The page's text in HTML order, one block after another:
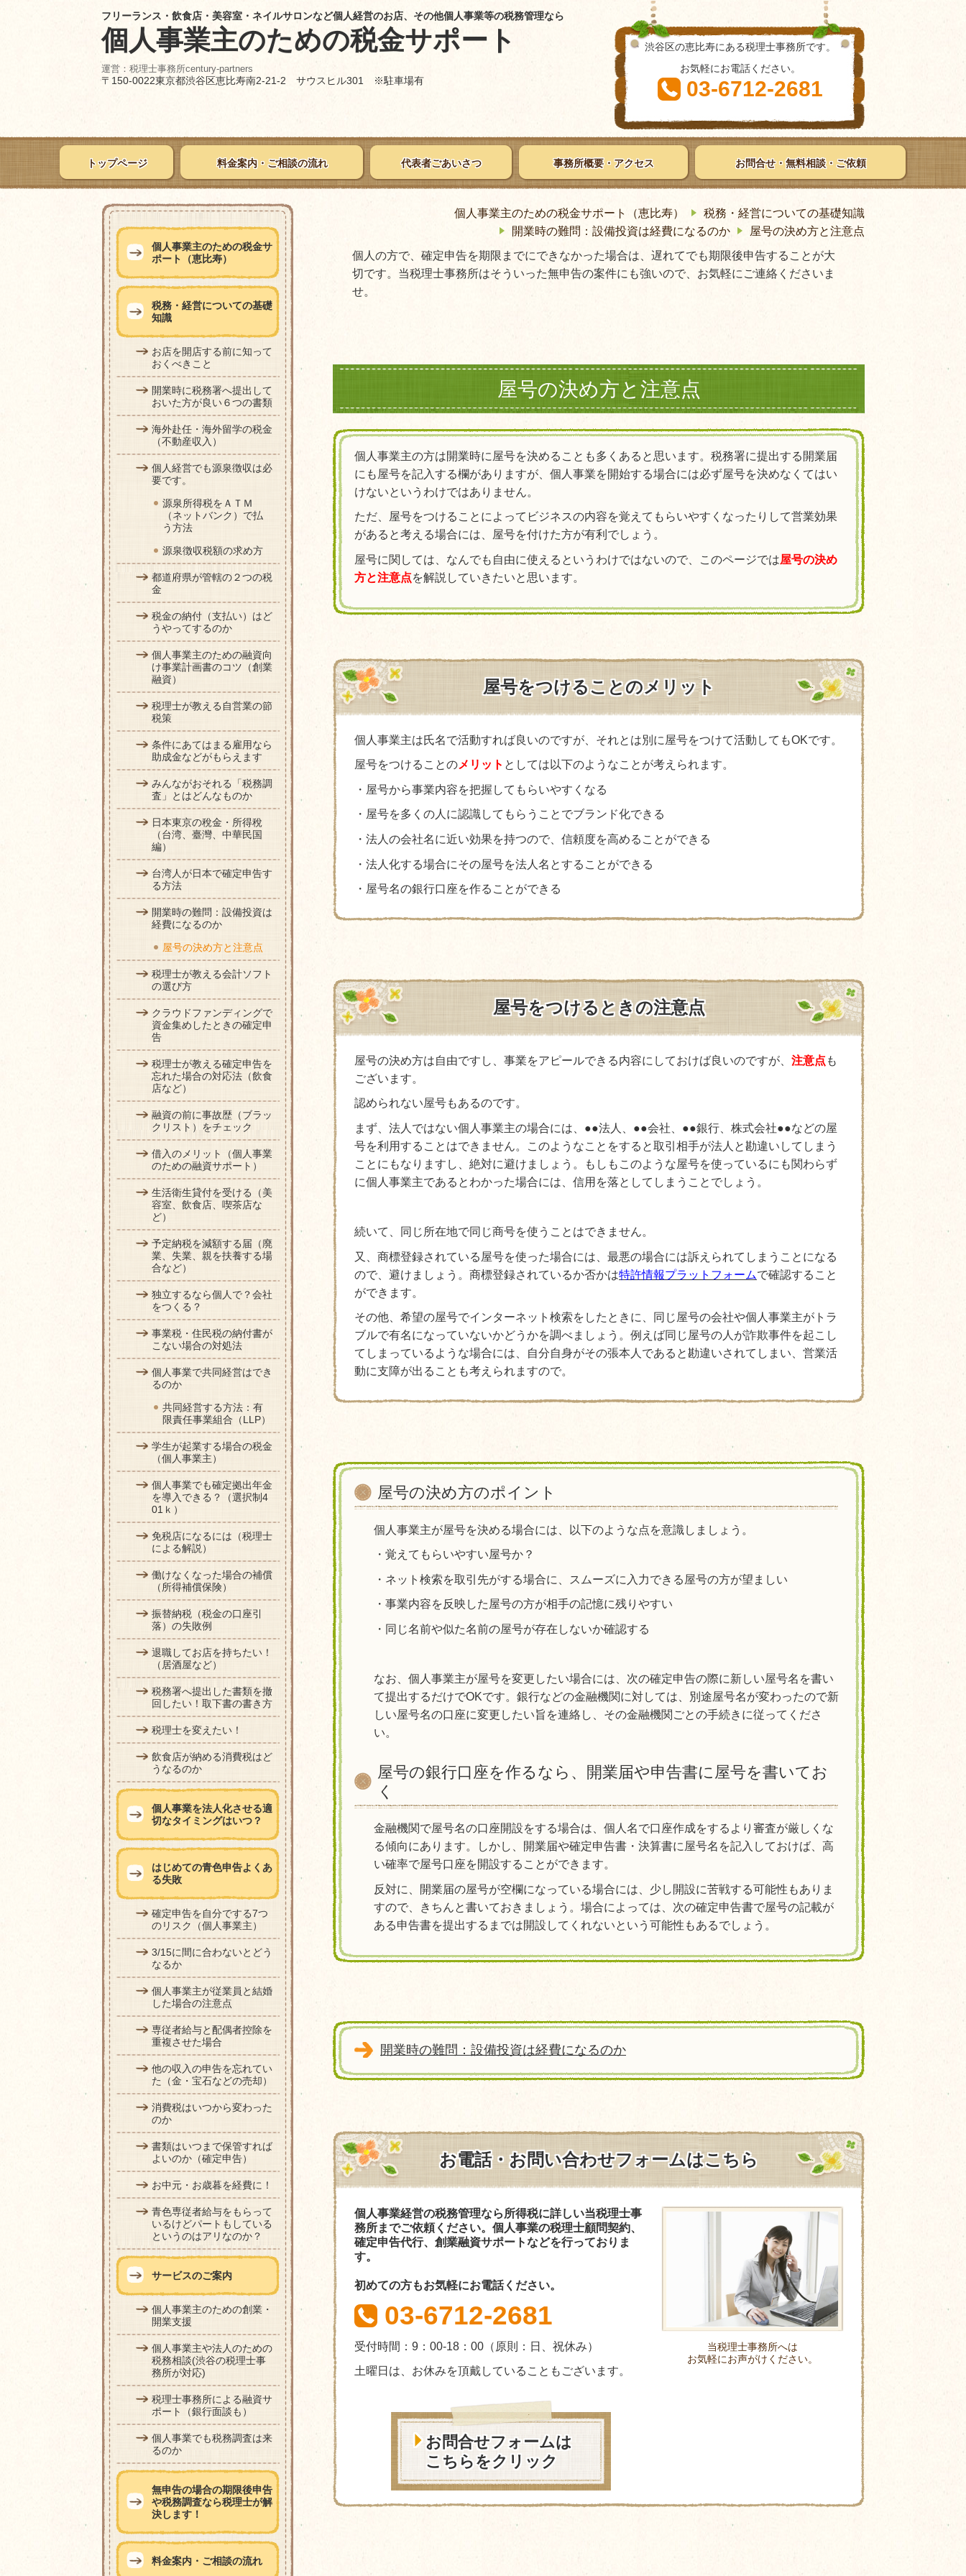
フリーランス・飲食店・美容室・ネイルサロンなど個人経営のお店、その他個人事業等の税務管理なら
個人事業主のための税金サポート
運営：税理士事務所century-partners
〒150-0022東京都渋谷区恵比寿南2-21-2 サウスヒル301 ※駐車場有
渋谷区の恵比寿にある税理士事務所です。
お気軽にお電話ください。
03-6712-2681
トップページ 料金案内・ご相談の流れ 代表者ごあいさつ 事務所概要・アクセス お問合せ・無料相談・ご依頼
個人事業主のための税金サポート（恵比寿）
税務・経営についての基礎知識
開業時の難問：設備投資は経費になるのか
屋号の決め方と注意点
個人の方で、確定申告を期限までにできなかった場合は、遅れてでも期限後申告することが大
切です。当税理士事務所はそういった無申告の案件にも強いので、お気軽にご連絡くださいま
せ。
屋号の決め方と注意点
個人事業主の方は開業時に屋号を決めることも多くあると思います。税務署に提出する開業届
にも屋号を記入する欄がありますが、個人事業を開始する場合には必ず屋号を決めなくてはい
けないというわけではありません。
ただ、屋号をつけることによってビジネスの内容を覚えてもらいやすくなったりして営業効果
があると考える場合には、屋号を付けた方が有利でしょう。
屋号に関しては、なんでも自由に使えるというわけではないので、このページでは屋号の決め
方と注意点を解説していきたいと思います。
屋号をつけることのメリット
個人事業主は氏名で活動すれば良いのですが、それとは別に屋号をつけて活動してもOKです。
屋号をつけることのメリット としては以下のようなことが考えられます。
・屋号から事業内容を把握してもらいやすくなる
・屋号を多くの人に認識してもらうことでブランド化できる
・法人の会社名に近い効果を持つので、信頼度を高めることができる
・法人化する場合にその屋号を法人名とすることができる
・屋号名の銀行口座を作ることができる
屋号をつけるときの注意点
屋号の決め方は自由ですし、事業をアピールできる内容にしておけば良いのですが、 注意点 も
ございます。
認められない屋号もあるのです。
まず、法人ではない個人事業主の場合には、●●法人、●●会社、●●銀行、株式会社●●などの屋
号を利用することはできません。このようなことをすると取引相手が法人と勘違いしてしまう
ことにもなりますし、絶対に避けましょう。もしもこのような屋号を使っているにも関わらず
に個人事業主であるとわかった場合には、信用を落としてしまうことでしょう。
続いて、同じ所在地で同じ商号を使うことはできません。
又、商標登録されている屋号を使った場合には、最悪の場合には訴えられてしまうことになる
ので、避けましょう。商標登録されているか否かは特許情報プラットフォームで確認すること
ができます。
その他、希望の屋号でインターネット検索をしたときに、同じ屋号の会社や個人事業主がトラ
ブルで有名になっていないかどうかを調べましょう。例えば同じ屋号の人が詐欺事件を起こし
てしまっているような場合には、自分自身がその張本人であると勘違いされてしまい、営業活
動に支障が出ることも考えられますので。
屋号の決め方のポイント
個人事業主が屋号を決める場合には、以下のような点を意識しましょう。
・覚えてもらいやすい屋号か？
・ネット検索を取引先がする場合に、スムーズに入力できる屋号の方が望ましい
・事業内容を反映した屋号の方が相手の記憶に残りやすい
・同じ名前や似た名前の屋号が存在しないか確認する
なお、個人事業主が屋号を変更したい場合には、次の確定申告の際に新しい屋号名を書い
て提出するだけでOKです。銀行などの金融機関に対しては、別途屋号名が変わったので新
しい屋号名の口座に変更したい旨を連絡し、その金融機関ごとの手続きに従ってくださ
い。
屋号の銀行口座を作るなら、開業届や申告書に屋号を書いてお
く
金融機関で屋号名の口座開設をする場合は、個人名で口座作成をするより審査が厳しくな
る傾向にあります。しかし、開業届や確定申告書・決算書に屋号名を記入しておけば、高
い確率で屋号口座を開設することができます。
反対に、開業届の屋号が空欄になっている場合には、少し開設に苦戦する可能性もありま
すので、きちんと書いておきましょう。場合によっては、次の確定申告書で屋号の記載が
ある申告書を提出するまでは開設してくれないという可能性もあるでしょう。
開業時の難問：設備投資は経費になるのか
お電話・お問い合わせフォームはこちら
当税理士事務所へは
お気軽にお声がけください。
個人事業経営の税務管理なら所得税に詳しい当税理士事
務所までご依頼ください。個人事業の税理士顧問契約、
確定申告代行、創業融資サポートなどを行っておりま
す。
初めての方もお気軽にお電話ください。
03-6712-2681
受付時間：9：00-18：00 （原則：日、祝休み）
土曜日は、お休みを頂戴していることもございます。
お問合せフォームは
こちらをクリック
個人事業主のための税金サ
ポート（恵比寿）
税務・経営についての基礎
知識
お店を開店する前に知って
おくべきこと
開業時に税務署へ提出して
おいた方が良い６つの書類
海外赴任・海外留学の税金
（不動産収入）
個人経営でも源泉徴収は必
要です。
源泉所得税をＡＴＭ
（ネットバンク）で払
う方法
源泉徴収税額の求め方
都道府県が管轄の２つの税
金
税金の納付（支払い）はど
うやってするのか
個人事業主のための融資向
け事業計画書のコツ（創業
融資）
税理士が教える自営業の節
税策
条件にあてはまる雇用なら
助成金などがもらえます
みんながおそれる「税務調
査」とはどんなものか
日本東京の稅金・所得稅
（台湾、臺灣、中華民国
編）
台湾人が日本で確定申告す
る方法
開業時の難問：設備投資は
経費になるのか
屋号の決め方と注意点
税理士が教える会計ソフト
の選び方
クラウドファンディングで
資金集めしたときの確定申
告
税理士が教える確定申告を
忘れた場合の対応法（飲食
店など）
融資の前に事故歴（ブラッ
クリスト）をチェック
借入のメリット（個人事業
のための融資サポート）
生活衛生貸付を受ける（美
容室、飲食店、喫茶店な
ど）
予定納税を減額する届（廃
業、失業、親を扶養する場
合など）
独立するなら個人で？会社
をつくる？
事業税・住民税の納付書が
こない場合の対処法
個人事業で共同経営はでき
るのか
共同経営する方法：有
限責任事業組合（LLP）
学生が起業する場合の税金
（個人事業主）
個人事業でも確定拠出年金
を導入できる？（選択制4
01ｋ）
免税店になるには（税理士
による解説）
働けなくなった場合の補償
（所得補償保険）
振替納税（税金の口座引
落）の失敗例
退職してお店を持ちたい！
（居酒屋など）
税務署へ提出した書類を撤
回したい！取下書の書き方
税理士を変えたい！
飲食店が納める消費税はど
うなるのか
個人事業を法人化させる適
切なタイミングはいつ？
はじめての青色申告よくあ
る失敗
確定申告を自分でする7つ
のリスク（個人事業主）
3/15に間に合わないとどう
なるか
個人事業主が従業員と結婚
した場合の注意点
専従者給与と配偶者控除を
重複させた場合
他の収入の申告を忘れてい
た（金・宝石などの売却）
消費税はいつから変わった
のか
書類はいつまで保管すれば
よいのか（確定申告）
お中元・お歳暮を経費に！
青色専従者給与をもらって
いるけどパートもしている
というのはアリなのか？
サービスのご案内
個人事業主のための創業・
開業支援
個人事業主や法人のための
税務相談(渋谷の税理士事
務所が対応)
税理士事務所による融資サ
ポート（銀行面談も）
個人事業でも税務調査は来
るのか
無申告の場合の期限後申告
や税務調査なら税理士が解
決します！
料金案内・ご相談の流れ